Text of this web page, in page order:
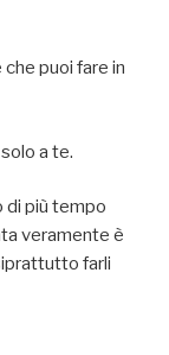
puoi fare in
a te.
di più tempo
veramente è
farli